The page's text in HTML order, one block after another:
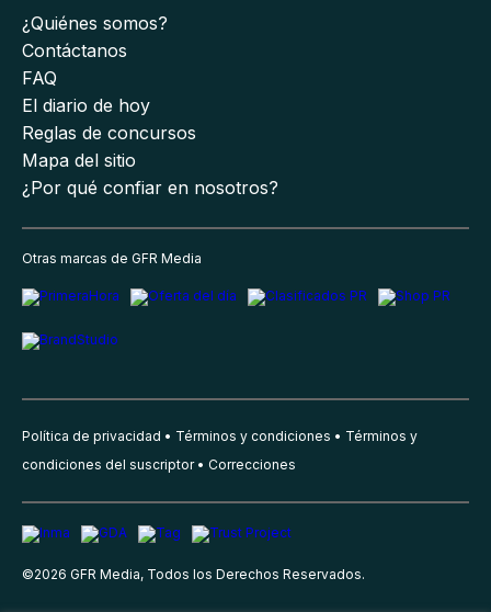
¿Quiénes somos?
Contáctanos
FAQ
El diario de hoy
Reglas de concursos
Mapa del sitio
¿Por qué confiar en nosotros?
Otras marcas de GFR Media
Política de privacidad Términos y condiciones
Términos y
condiciones del suscriptor
Correcciones
©2026 GFR Media, Todos los Derechos Reservados.